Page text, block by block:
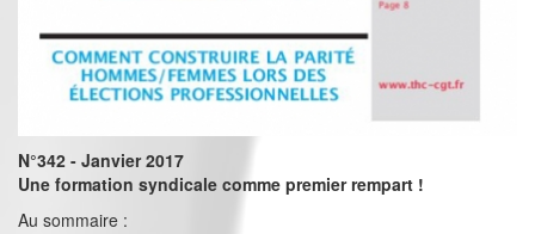
N°342 - Janvier 2017
Une formation syndicale comme premier rempart !
Au sommaire :